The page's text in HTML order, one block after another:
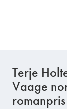
Terje
Vaage